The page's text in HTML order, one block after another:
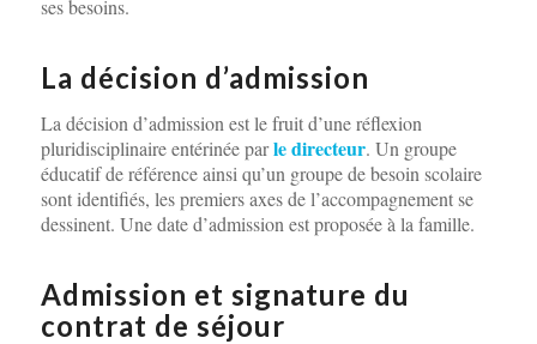
ses besoins.
La décision d’admission
La décision d’admission est le fruit d’une réflexion
pluridisciplinaire entérinée parle directeur. Un groupe
éducatif de référence ainsi qu’un groupe de besoin scolaire
sont identifiés, les premiers axes de l’accompagnement se
dessinent. Une date d’admission est proposée à la famille.
Admission et signature du
contrat de séjour